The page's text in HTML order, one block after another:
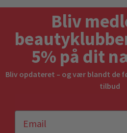
Bliv
5% på dit
Bliv opdateret – og vær blandt de
tilbud